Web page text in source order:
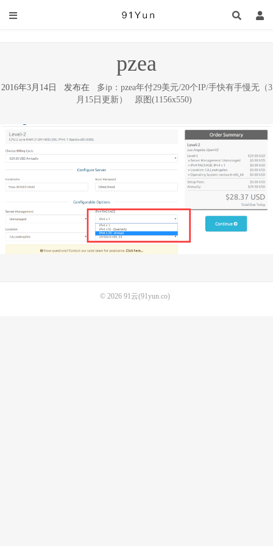
pzea
2016年3月14日 发布在 多ip：pzea年付29美元/20个IP/手快有手慢无（3
月15日更新）
原图(1156x550)
© 2026 91云(91yun.co)